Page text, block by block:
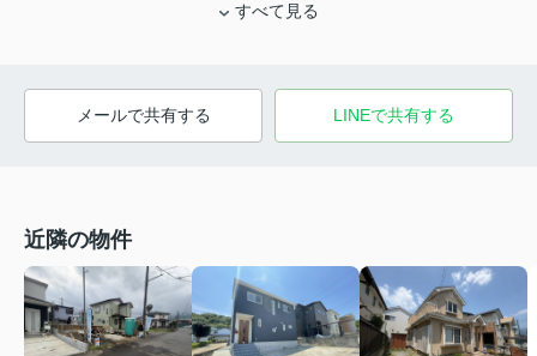
すべて見る
メールで共有する LINEで共有する
近隣の物件